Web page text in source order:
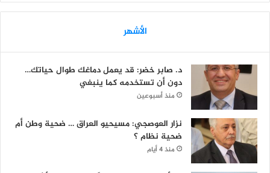
الأشهر
د. صابر خضر: قد يعمل دماغك طوال حياتك…
دون أن تستخدمه كما ينبغي
منذ أسبوعين
نزار العوصجي: مسيحيو العراق … ضحية وطن أم
ضحية نظام ؟
منذ 4 أيام